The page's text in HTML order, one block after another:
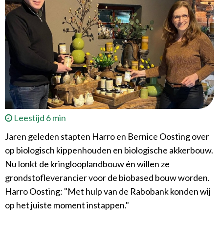
Leestijd 6 min
Jaren geleden stapten Harro en Bernice Oosting over
op biologisch kippenhouden en biologische akkerbouw.
Nu lonkt de kringlooplandbouw én willen ze
grondstofleverancier voor de biobased bouw worden.
Harro Oosting: "Met hulp van de Rabobank konden wij
op het juiste moment instappen."